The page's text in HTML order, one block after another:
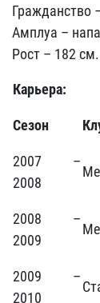
Гражданство
Амплуа –
Рост – 182
Карьера:
Сезон
2007 –
2008
2008 –
2009
2009 –
2010